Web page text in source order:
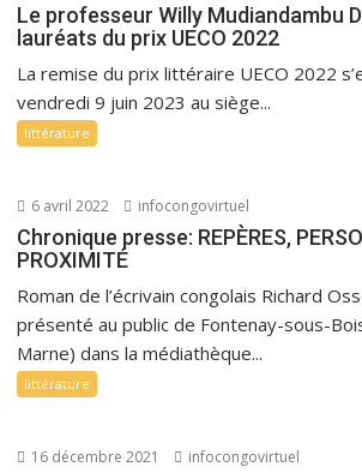
Le professeur Willy Mudiandambu
lauréats du prix UECO 2022
La remise du prix littéraire UECO 2022
vendredi 9 juin 2023 au siège...
littérature
6 avril 2022 infocongovirtuel
Chronique presse: REPÈRES,
PROXIMITÉ
Roman de l’écrivain congolais Richard
présenté au public de Fontenay-sous-
Marne) dans la médiathèque...
littérature
16 décembre 2021 infocongovirtuel